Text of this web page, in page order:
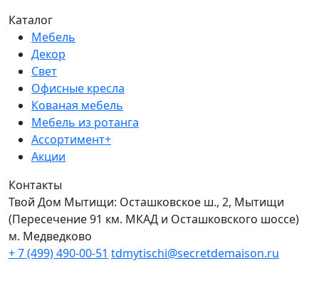
Каталог
Мебель
Декор
Свет
Офисные кресла
Кованая мебель
Мебель из ротанга
Ассортимент+
Акции
Контакты
Твой Дом Мытищи: Осташковское ш., 2, Мытищи
(Пересечение 91 км. МКАД и Осташковского шоссе)
м. Медведково
+ 7 (499) 490-00-51 tdmytischi@secretdemaison.ru